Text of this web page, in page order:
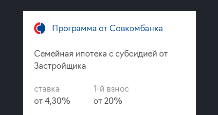
Программа от Совкомбанка
Семейная ипотека с субсидией от
Застройщика
ставка
от 4,30%
1-й взнос
от 20%